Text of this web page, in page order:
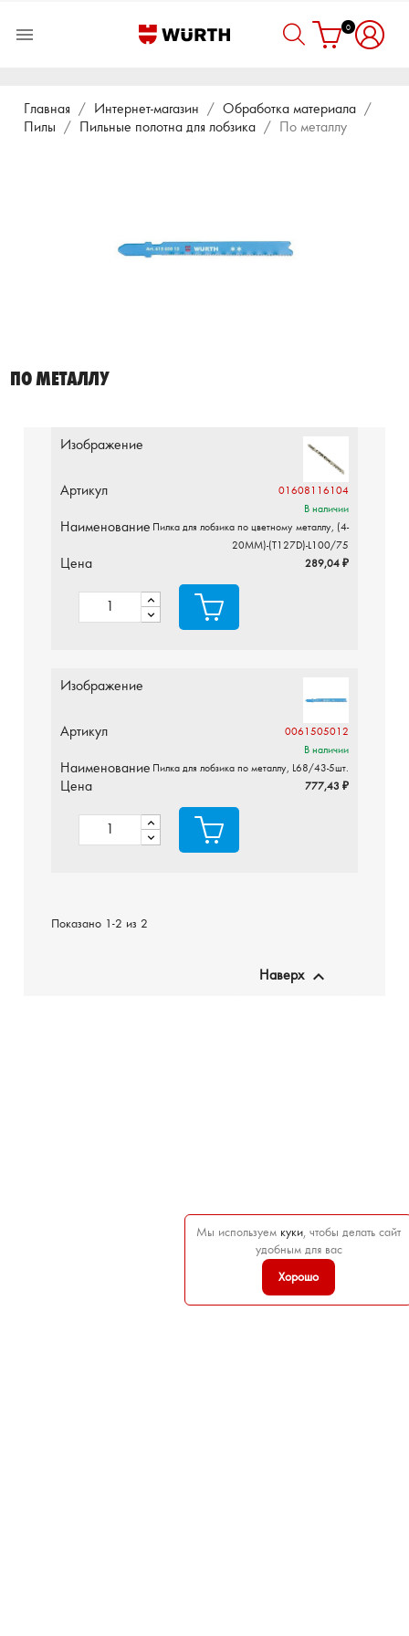
Мы используем куки, чтобы делать сайт
удобным для вас
Хорошо
 0
Главная Интернет-магазин
Обработка материала
Пилы
Пильные полотна для лобзика По металлу
ПО МЕТАЛЛУ
Изображение
Артикул
01608116104
В наличии
Наименование Пилка для лобзика по цветному металлу, (4-
20MM)-(T127D)-L100/75
Цена 289,04 ₽
Изображение
Артикул
0061505012
В наличии
Наименование Пилка для лобзика по металлу, L68/43-5шт.
Цена 777,43 ₽
Показано 1-2 из 2
Наверх 